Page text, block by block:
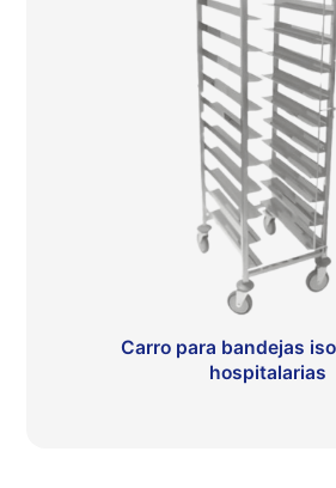
Carro para bandejas
hospitalarias